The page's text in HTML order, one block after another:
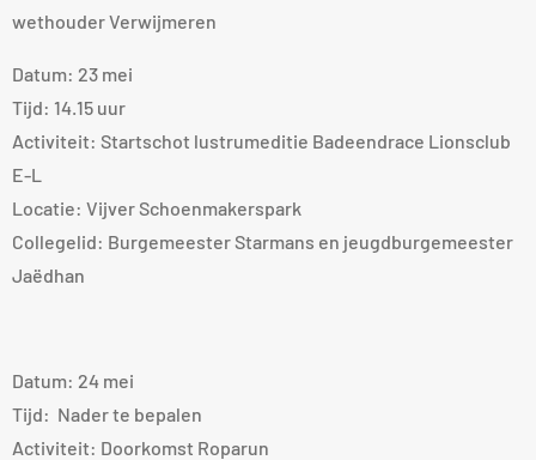
wethouder Verwijmeren
Datum: 23 mei
Tijd: 14.15 uur
Activiteit: Startschot lustrumeditie Badeendrace Lionsclub
E-L
Locatie: Vijver Schoenmakerspark
Collegelid: Burgemeester Starmans en jeugdburgemeester
Jaëdhan
Datum: 24 mei
Tijd: Nader te bepalen
Activiteit: Doorkomst Roparun